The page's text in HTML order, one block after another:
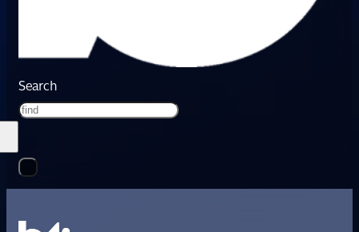
Search